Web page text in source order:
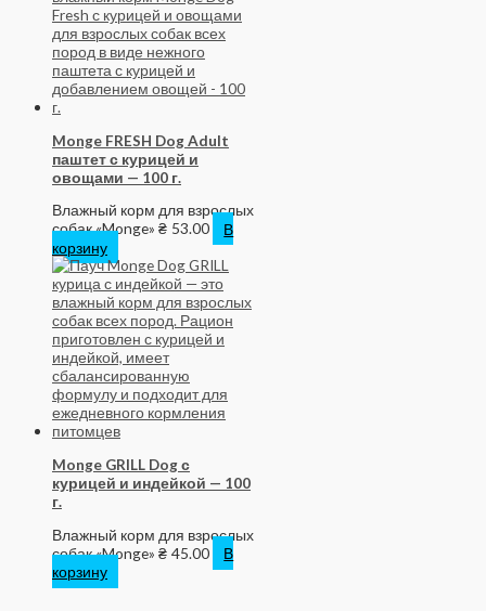
Monge FRESH Dog Adult
паштет с курицей и
овощами — 100 г.
Влажный корм для взрослых
собак «Monge» ₴ 53.00
В
корзину
Monge GRILL Dog с
курицей и индейкой — 100
г.
Влажный корм для взрослых
собак «Monge» ₴ 45.00
В
корзину